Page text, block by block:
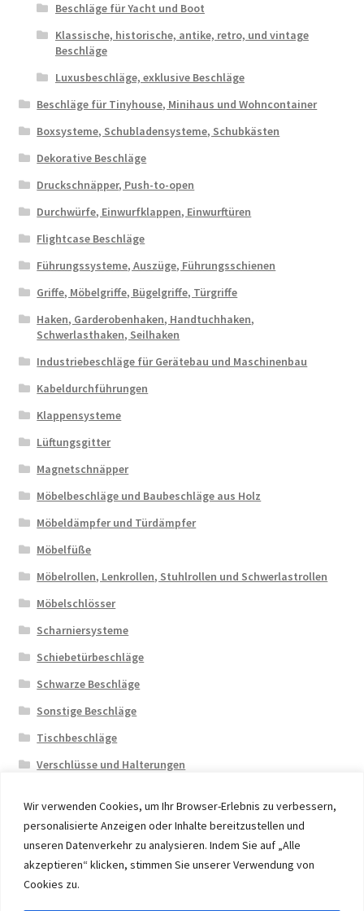
Wir verwenden Cookies, um Ihr Browser-Erlebnis zu verbessern,
personalisierte Anzeigen oder Inhalte bereitzustellen und
unseren Datenverkehr zu analysieren. Indem Sie auf „Alle
akzeptieren“ klicken, stimmen Sie unserer Verwendung von
Cookies zu.
Beschläge für Yacht und Boot
Klassische, historische, antike, retro, und vintage
Beschläge
Luxusbeschläge, exklusive Beschläge
Beschläge für Tinyhouse, Minihaus und Wohncontainer
Boxsysteme, Schubladensysteme, Schubkästen
Dekorative Beschläge
Druckschnäpper, Push-to-open
Durchwürfe, Einwurfklappen, Einwurftüren
Flightcase Beschläge
Führungssysteme, Auszüge, Führungsschienen
Griffe, Möbelgriffe, Bügelgriffe, Türgriffe
Haken, Garderobenhaken, Handtuchhaken,
Schwerlasthaken, Seilhaken
Industriebeschläge für Gerätebau und Maschinenbau
Kabeldurchführungen
Klappensysteme
Lüftungsgitter
Magnetschnäpper
Möbelbeschläge und Baubeschläge aus Holz
Möbeldämpfer und Türdämpfer
Möbelfüße
Möbelrollen, Lenkrollen, Stuhlrollen und Schwerlastrollen
Möbelschlösser
Scharniersysteme
Schiebetürbeschläge
Schwarze Beschläge
Sonstige Beschläge
Tischbeschläge
Verschlüsse und Halterungen
© 2026 Eruon Trade UG, Germany, member of the ERUON